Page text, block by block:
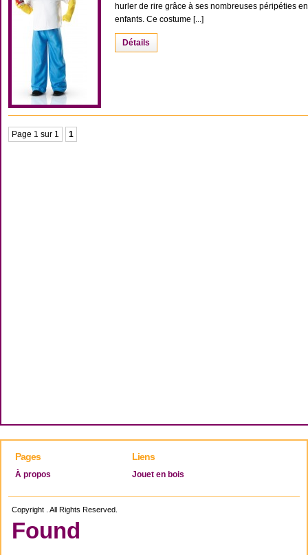
hurler de rire grâce à ses nombreuses péripéties
enfants. Ce costume [...]
Détails
Page 1 sur 1 1
Pages
À propos
Liens
Jouet en bois
Copyright . All Rights Reserved.
Found